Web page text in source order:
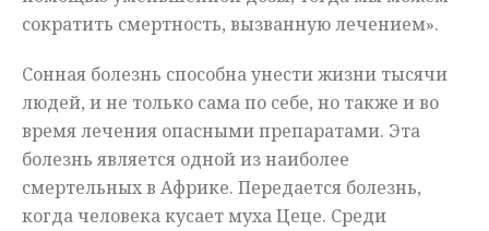
сократить смертность, вызванную лечением».
Сонная болезнь способна унести жизни тысячи
людей, и не только сама по себе, но также и во
время лечения опасными препаратами. Эта
болезнь является одной из наиболее
смертельных в Африке. Передается болезнь,
когда человека кусает муха Цеце. Среди